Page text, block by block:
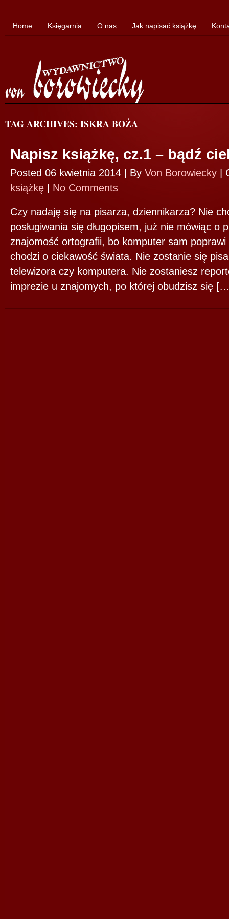
Home Księgarnia O nas Jak napisać książkę
TAG ARCHIVES: ISKRA BOŻA
Napisz książkę, cz.1 – bądź
Posted 06 kwietnia 2014 | By Von Borowiecky
książkę
No Comments
Czy nadaję się na pisarza, dziennikarza? Nie
posługiwania się długopisem, już nie mówiąc o
znajomość ortografii, bo komputer sam poprawi
chodzi o ciekawość świata. Nie zostanie się
telewizora czy komputera. Nie zostaniesz
imprezie u znajomych, po której obudzisz się